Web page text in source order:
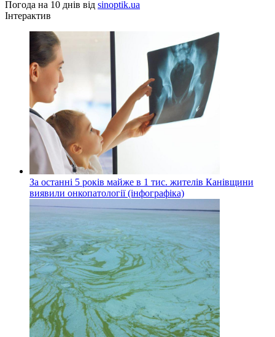
Погода на 10 днів від sinoptik.ua
Інтерактив
За останні 5 років майже в 1 тис. жителів Канівщини
виявили онкопатології (інфографіка)